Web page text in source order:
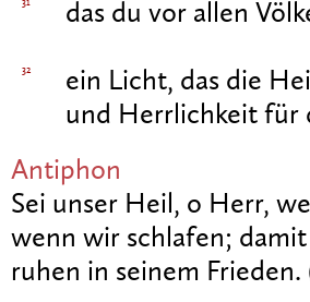
31 das du vor allen
32
ein Licht, das die
und Herrlichkeit für
Antiphon
Sei unser Heil, o Herr,
wenn wir schlafen;
ruhen in seinem